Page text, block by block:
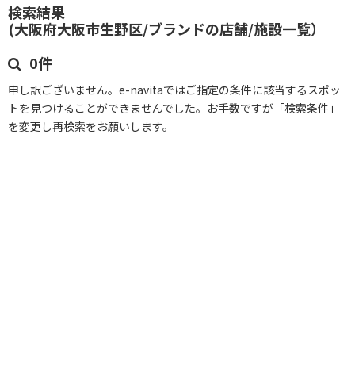
検索結果
(大阪府大阪市生野区/ブランドの店舗/施設一覧）
0件
申し訳ございません。e-navitaではご指定の条件に該当するスポッ
トを見つけることができませんでした。お手数ですが「検索条件」
を変更し再検索をお願いします。